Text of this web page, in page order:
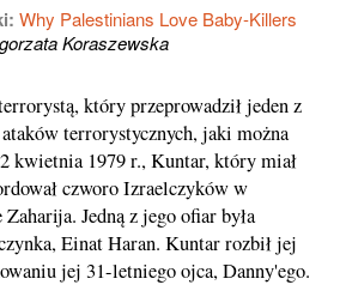
Why Palestinians Love Baby-Killers
Koraszewska
który przeprowadził jeden z
terrorystycznych, jaki można
kwietnia 1979 r., Kuntar, który miał
czworo Izraelczyków w
Jedną z jego ofiar była
Einat Haran. Kuntar rozbił jej
jej 31-letniego ojca, Danny'ego.